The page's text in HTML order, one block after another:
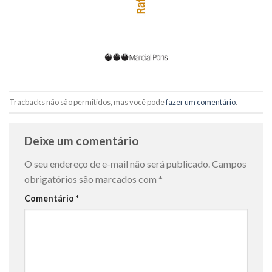
Tracbacks não são permitidos, mas você podefazer um comentário.
Deixe um comentário
O seu endereço de e-mail não será publicado.Campos
obrigatórios são marcados com *
Comentário *